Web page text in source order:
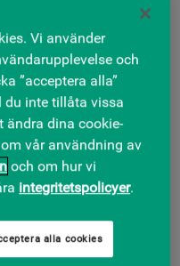
industribyggnaden
stort från start och
omfattande 4 100
Vi använder
och
”acceptera alla”
du inte tillåta vissa
ändra dina cookie-
vår användning av
och om hur vi
integritetspolicyer.
alla cookies